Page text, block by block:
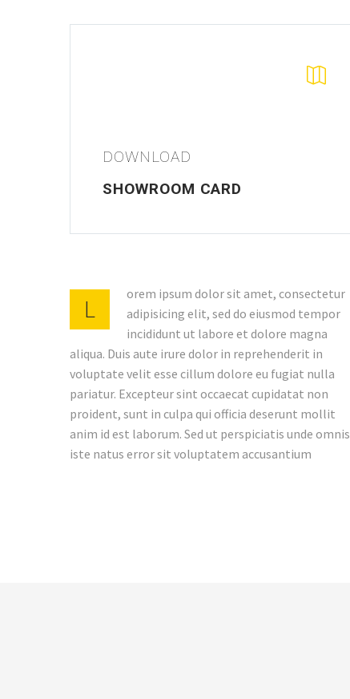


DOWNLOAD
SHOWROOM CARD
L
orem ipsum dolor sit amet, consectetur
adipisicing elit, sed do eiusmod tempor
incididunt ut labore et dolore magna
aliqua. Duis aute irure dolor in reprehenderit in
voluptate velit esse cillum dolore eu fugiat nulla
pariatur. Excepteur sint occaecat cupidatat non
proident, sunt in culpa qui officia deserunt mollit
anim id est laborum. Sed ut perspiciatis unde omnis
iste natus error sit voluptatem accusantium